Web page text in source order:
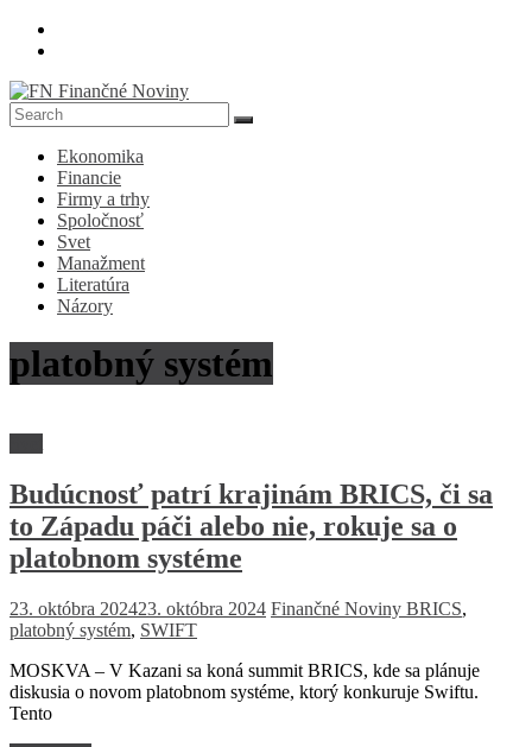
Skip
FN
Finančné
Noviny
Denník
ekonomike
spoločnosti
Ekonomika
Financie
Firmy a trhy
Spoločnosť
Svet
Manažment
Literatúra
Názory
platobný systém
Budúcnosť patrí krajinám BRICS, či sa
to Západu páči alebo nie, rokuje sa o
platobnom systéme
23. októbra 202423. októbra 2024 Finančné Noviny BRICS,
platobný systém, SWIFT
MOSKVA – V Kazani sa koná summit BRICS, kde sa plánuje
diskusia o novom platobnom systéme, ktorý konkuruje Swiftu.
Tento